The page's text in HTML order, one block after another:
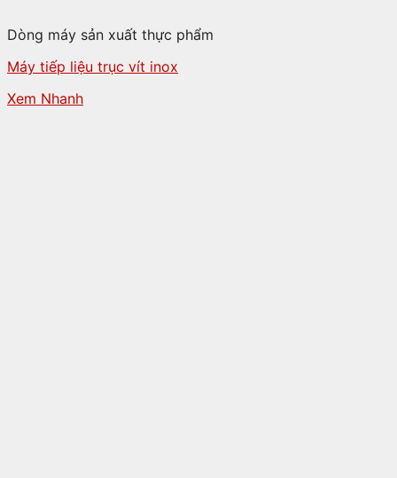
Dòng máy sản xuất thực phẩm
Máy tiếp liệu trục vít inox
Xem Nhanh